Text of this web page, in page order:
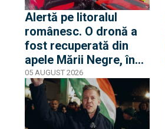
Alertă pe litoralul
românesc. O dronă a
fost recuperată din
apele Mării Negre, în
apropierea plajei Loft
din Mamaia
05 AUGUST 2026